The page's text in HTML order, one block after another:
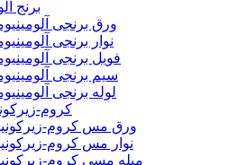
برنج
ورق برنجی
نوار برنجی
فویل برنجی
سیم برنجی
لوله برنجی
کروم-
ورق مس کروم-
نوار مس کروم-
میله مسی کروم-